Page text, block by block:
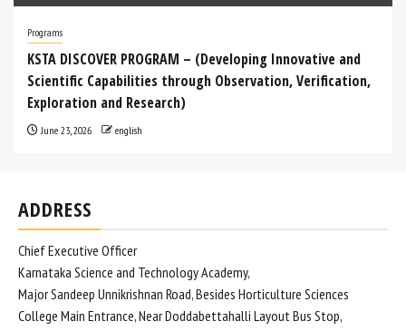
Programs
KSTA DISCOVER PROGRAM – (Developing Innovative and
Scientific Capabilities through Observation, Verification,
Exploration and Research)
June 23, 2026 english
ADDRESS
Chief Executive Officer
Karnataka Science and Technology Academy,
Major Sandeep Unnikrishnan Road, Besides Horticulture Sciences
College Main Entrance, Near Doddabettahalli Layout Bus Stop,